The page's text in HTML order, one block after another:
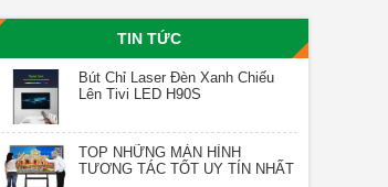
TIN TỨC
Bút Chỉ Laser Đèn Xanh Chiếu
Lên Tivi LED H90S
TOP NHỮNG MÀN HÌNH
TƯƠNG TÁC TỐT UY TÍN NHẤT